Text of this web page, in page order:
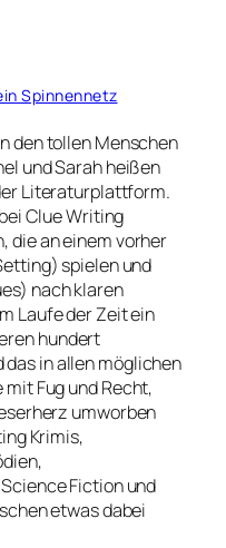
Spinnennetz
den tollen Menschen
und Sarah heißen
Literaturplattform.
Clue Writing
die an einem vorher
spielen und
nach klaren
Laufe der Zeit ein
hundert
in allen möglichen
Fug und Recht,
umworben
Krimis,
Fiction und
etwas dabei